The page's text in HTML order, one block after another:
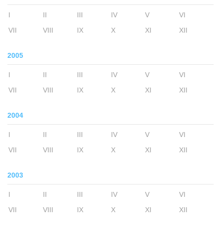
I II III IV V
VI
VII
VIII IX X XI XII
2005
I II III IV V
VI
VII
VIII IX X XI XII
2004
I II III IV V
VI
VII
VIII IX X XI XII
2003
I II III IV V
VI
VII
VIII IX X XI XII